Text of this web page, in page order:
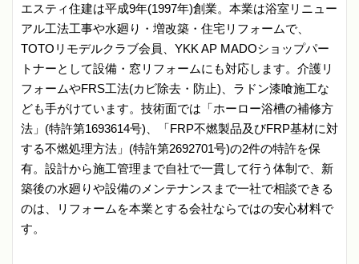
エスティ住建は平成9年(1997年)創業。本業は浴室リニュー
アル工法工事や水廻り・増改築・住宅リフォームで、
TOTOリモデルクラブ会員、YKK AP MADOショップパー
トナーとして設備・窓リフォームにも対応します。介護リ
フォームやFRS工法(カビ除去・防止)、ラドン漆喰施工な
ども手がけています。技術面では「ホーロー浴槽の補修方
法」(特許第1693614号)、「FRP不燃製品及びFRP基材に対
する不燃処理方法」(特許第2692701号)の2件の特許を保
有。設計から施工管理まで自社で一貫して行う体制で、新
築後の水廻りや設備のメンテナンスまで一社で相談できる
のは、リフォームを本業とする会社ならではの安心材料で
す。